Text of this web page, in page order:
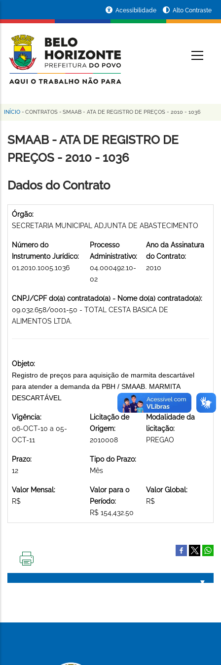
conteúdo
principal
da
Prefeitura
de
Horizonte
Acessibilidade Alto Contraste
Trilha
de
navegação
INÍCIO - CONTRATOS - SMAAB - ATA DE REGISTRO DE PREÇOS - 2010 - 1036
SMAAB - ATA DE REGISTRO DE
PREÇOS - 2010 - 1036
Dados do Contrato
Órgão:
SECRETARIA MUNICIPAL ADJUNTA DE ABASTECIMENTO
Número do
Instrumento Jurídico:
01.2010.1005.1036
Processo
Administrativo:
04.000492.10-
02
Ano da Assinatura
do Contrato:
2010
CNPJ/CPF do(a) contratado(a) - Nome do(a) contratado(a):
09.032.658/0001-50 - TOTAL CESTA BASICA DE
ALIMENTOS LTDA.
Objeto:
Registro de preços para aquisição de marmita descartável
para atender a demanda da PBH / SMAAB. MARMITA
DESCARTÁVEL
Vigência:
06-OCT-10 a 05-
OCT-11
Licitação de
Origem:
2010008
Modalidade da
licitação:
PREGAO
Prazo:
12
Tipo do Prazo:
Mês
Valor Mensal:
R$
Valor para o
Período:
R$ 154,432.50
Valor Global:
R$
PÁGINA